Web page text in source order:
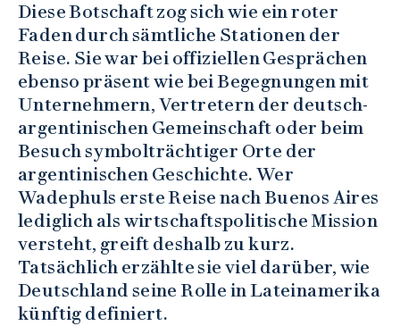
Diese Botschaft zog sich wie ein roter
Faden durch sämtliche Stationen der
Reise. Sie war bei offiziellen Gesprächen
ebenso präsent wie bei Begegnungen mit
Unternehmern, Vertretern der deutsch-
argentinischen Gemeinschaft oder beim
Besuch symbolträchtiger Orte der
argentinischen Geschichte. Wer
Wadephuls erste Reise nach Buenos Aires
lediglich als wirtschaftspolitische Mission
versteht, greift deshalb zu kurz.
Tatsächlich erzählte sie viel darüber, wie
Deutschland seine Rolle in Lateinamerika
künftig definiert.